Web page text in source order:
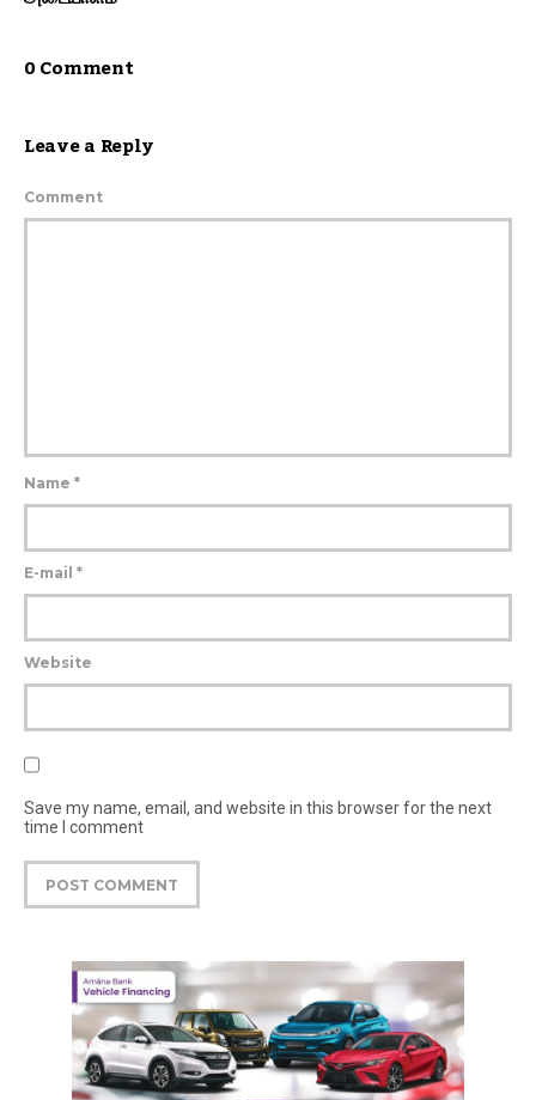
0 Comment
Leave a Reply
Comment
Name *
E-mail *
Website
Save my name, email, and website in this browser for the next
time I comment